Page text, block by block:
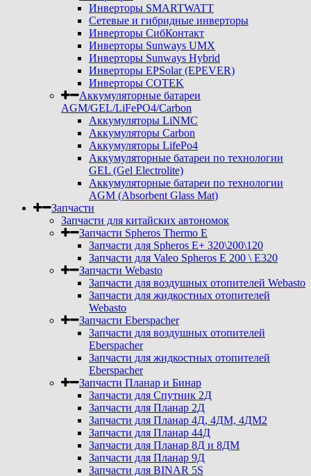
Инверторы SMARTWATT
Сетевые и гибридные инверторы
Инверторы СибКонтакт
Инверторы Sunways UMX
Инверторы Sunways Hybrid
Инверторы EPSolar (EPEVER)
Инверторы COTEK
Аккумуляторные батареи
AGM/GEL/LiFePO4/Carbon
Аккумуляторы LiNMC
Аккумуляторы Carbon
Аккумуляторы LifePo4
Аккумуляторные батареи по технологии
GEL (Gel Electrolite)
Аккумуляторные батареи по технологии
AGM (Absorbent Glass Mat)
Запчасти
Запчасти для китайских автономок
Запчасти Spheros Thermo E
Запчасти для Spheros E+ 320\200\120
Запчасти для Valeo Spheros E 200 \ E320
Запчасти Webasto
Запчасти для воздушных отопителей Webasto
Запчасти для жидкостных отопителей
Webasto
Запчасти Eberspacher
Запчасти для воздушных отопителей
Eberspacher
Запчасти для жидкостных отопителей
Eberspacher
Запчасти Планар и Бинар
Запчасти для Спутник 2Д
Запчасти для Планар 2Д
Запчасти для Планар 4Д, 4ДМ, 4ДМ2
Запчасти для Планар 44Д
Запчасти для Планар 8Д и 8ДМ
Запчасти для Планар 9Д
Запчасти для BINAR 5S